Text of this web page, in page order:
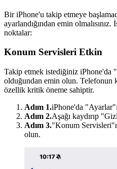
Bir iPhone'u takip etmeye
ayarlandığından emin olmalısınız.
noktalar:
Konum Servisleri Etkin
Takip etmek istediğiniz iPhone'da
olduğundan emin olun. Telefonun
özellik kritik öneme sahiptir.
Adım 1.iPhone'da
Adım 2.Aşağı kaydırıp
Adım 3."Konum
olun.